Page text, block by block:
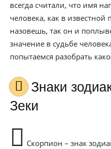
всегда считали, что имя
человека, как в известной
назовешь, так он и
значение в судьбе
попытаемся разобрать
Знаки зодиака для имени
Зеки
Скорпион – знак